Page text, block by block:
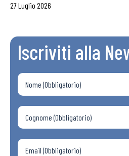
27 Luglio 2026
Iscriviti alla